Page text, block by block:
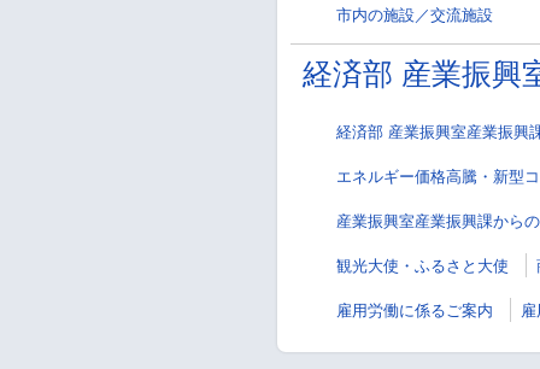
市内の施設／交流施設
経済部 産業振興
経済部 産業振興室産業振興
エネルギー価格高騰・新型
産業振興室産業振興課から
観光大使・ふるさと大使
雇用労働に係るご案内